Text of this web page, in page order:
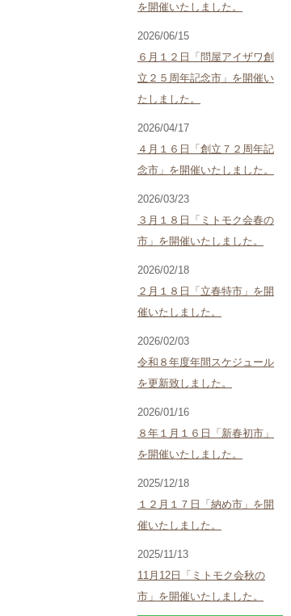
を開催いたしました。
2026/06/15
６月１２日「問屋アイザワ創
立２５周年記念市」を開催い
たしました。
2026/04/17
４月１６日「創立７２周年記
念市」を開催いたしました。
2026/03/23
３月１８日「ミトモク会春の
市」を開催いたしました。
2026/02/18
２月１８日「立春特市」を開
催いたしました。
2026/02/03
令和８年度年間スケジュール
を更新致しました。
2026/01/16
８年１月１６日「新春初市」
を開催いたしました。
2025/12/18
１２月１７日「納め市」を開
催いたしました。
2025/11/13
11月12日「ミトモク会秋の
市」を開催いたしました。